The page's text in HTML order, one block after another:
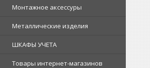
Монтажное аксессуры
Металлические изделия
ШКАФЫ УЧЕТА
Товары интернет-магазинов